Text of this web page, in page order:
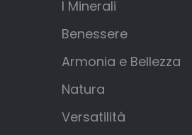
I Minerali
Benessere
Armonia e Bellezza
Natura
Versatilità